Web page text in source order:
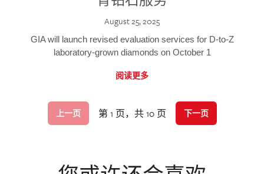
August 25, 2025
GIA will launch revised evaluation services for D-to-Z
laboratory-grown diamonds on October 1
阅读更多
上一页 第 1 页，共 10 页 下一页